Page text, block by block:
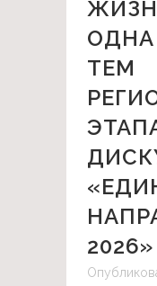
ОДНА
ТЕМ
2026»